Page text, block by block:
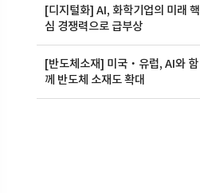
[디지털화] AI, 화학기업의 미래 핵
심 경쟁력으로 급부상
[반도체소재] 미국‧유럽, AI와 함
께 반도체 소재도 확대